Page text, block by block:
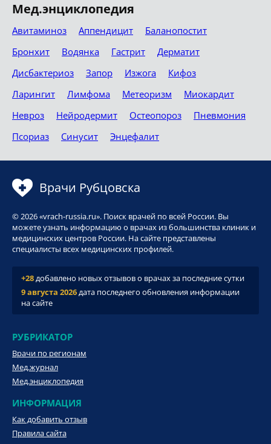
Мед.энциклопедия
Авитаминоз Аппендицит
Баланопостит
Бронхит
Водянка Гастрит
Дерматит
Дисбактериоз
Запор Изжога
Кифоз
Ларингит
Лимфома Метеоризм
Миокардит
Невроз
Нейродермит Остеопороз
Пневмония
Псориаз
Синусит Энцефалит
Врачи Рубцовска
© 2026 «vrach-russia.ru». Поиск врачей по всей России. Вы
можете узнать информацию о врачах из большинства клиник и
медицинских центров России. На сайте представлены
специалисты всех медицинских профилей.
+28добавлено новых отзывов о врачах за последние сутки
9 августа 2026дата последнего обновления информации
на сайте
РУБРИКАТОР
Врачи по регионам
Мед.журнал
Мед.энциклопедия
ИНФОРМАЦИЯ
Как добавить отзыв
Правила сайта